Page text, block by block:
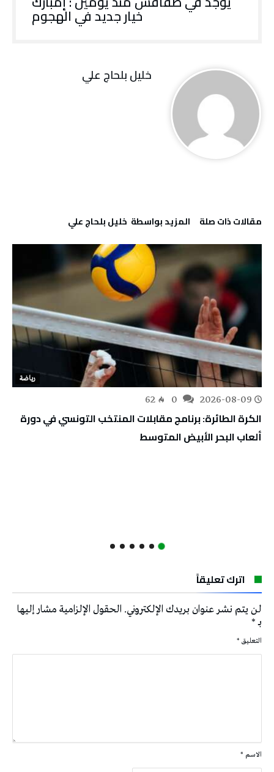
خيار جديد في الهجوم
خليل‭ ‬بلحاج‭ ‬علي
‫مقالات ذات صلة‬ ‫‫المزيد بواسطة‬ ‬ خليل‭ ‬بلحاج‭ ‬علي
رياضة
2026-08-09
62
الكرة الطائرة: برنامج مقابلات المنتخب التونسي في دورة
ألعاب البحر الأبيض المتوسط
اترك تعليقاً
لن يتم نشر عنوان بريدك الإلكتروني. الحقول الإلزامية مشار إليها
بـ*
التعليق *
الاسم *